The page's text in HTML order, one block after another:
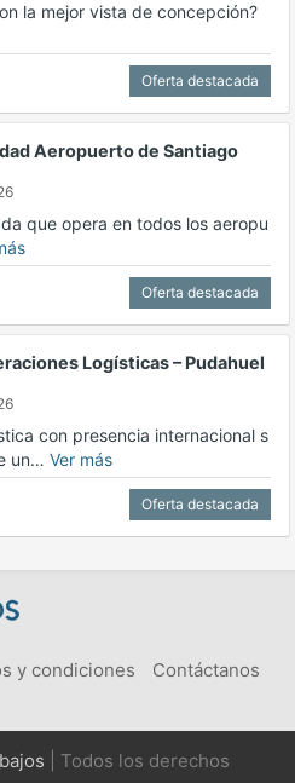
la mejor vista de concepción?
Oferta destacada
Aeropuerto de Santiago
que opera en todos los aeropu
Oferta destacada
Logísticas – Pudahuel
con presencia internacional s
un… Ver más
Oferta destacada
y condiciones
Contáctanos
| Todos los derechos